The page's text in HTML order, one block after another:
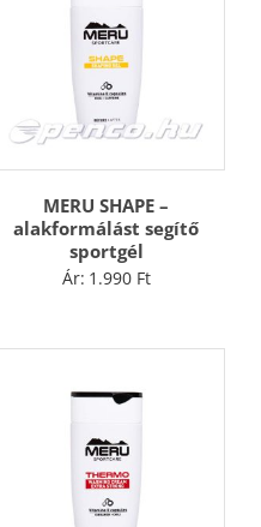
MERU SHAPE –
alakformálást segítő
sportgél
Ár: 1.990 Ft